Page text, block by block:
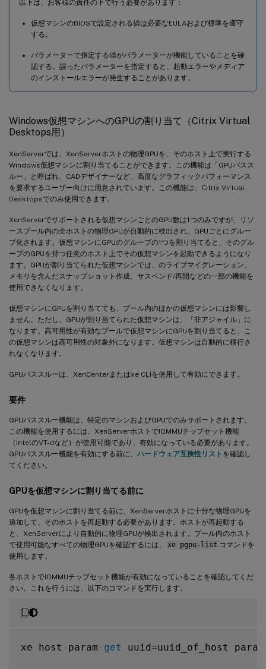
以下は、お客様の責任の下で行う必要があります：
仮想マシンのBIOSで設定される値は必要なEULAおよび標準を遵守
する。
パラメーターで指定する値がパラメーターが機能していることを確
認する。誤ったパラメーターを指定すると、起動エラーやメディア
のインストールエラーが発生することがあります。
Windows仮想マシンへのGPUの割り当て（Citrix Virtual
Desktops用）
XenServerでは、XenServerホストの物理GPUを、そのホスト上で実行する
Windows仮想マシンに割り当てることができます。この機能は「GPUパスス
ルー」と呼ばれ、CADデザイナーなど、高度なグラフィックパフォーマンス
を要求するユーザー向けに用意されています。この機能は、Citrix Virtual
Desktopsでのみ使用できます。
XenServerでサポートされる仮想マシンごとのGPU数は1つのみですが、リソ
ースプール内の全ホストの物理GPUが自動的に検出され、GPUごとにグルー
プ化されます。仮想マシンにGPUのグループの1つを割り当てると、そのグル
ープのGPUを持つ任意のホスト上でその仮想マシンを起動できるようになり
ます。GPUが割り当てられた仮想マシンでは、のライブマイグレーション、
メモリを含んだスナップショット作成、サスペンド/再開などの一部の機能を
使用できなくなります。
仮想マシンにGPUを割り当てても、プール内のほかの仮想マシンには影響し
ません。ただし、GPUが割り当てられた仮想マシンは、「非アジャイル」に
なります。高可用性が有効なプールで仮想マシンにGPUを割り当てると、こ
の仮想マシンは高可用性の対象外になります。仮想マシンは自動的に移行さ
れなくなります。
GPUパススルーは、XenCenterまたはxe CLIを使用して有効にできます。
要件
GPUパススルー機能は、特定のマシンおよびGPUでのみサポートされます。
この機能を使用するには、XenServerホストでIOMMUチップセット機能
（IntelのVT-dなど）が使用可能であり、有効になっている必要があります。
GPUパススルー機能を有効にする前に、 ハードウェア互換性リスト を確認し
てください。
GPUを仮想マシンに割り当てる前に
GPUを仮想マシンに割り当てる前に、XenServerホストに十分な物理GPUを
追加して、そのホストを再起動する必要があります。ホストが再起動する
と、XenServerにより自動的に物理GPUが検出されます。プール内のホスト
で使用可能なすべての物理GPUを確認するには、
xe pgpu-list コマンドを
使用します。
各ホストでIOMMUチップセット機能が有効になっていることを確認してくだ
さい。これを行うには、以下のコマンドを実行します。
xe host - param - get uuid=uuid_of_host param